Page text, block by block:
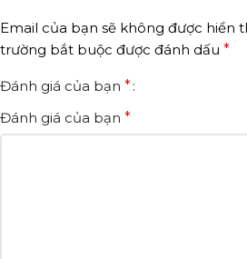
Email của bạn sẽ không được hiển
trường bắt buộc được đánh dấu *
Đánh giá của bạn *
Đánh giá của bạn *